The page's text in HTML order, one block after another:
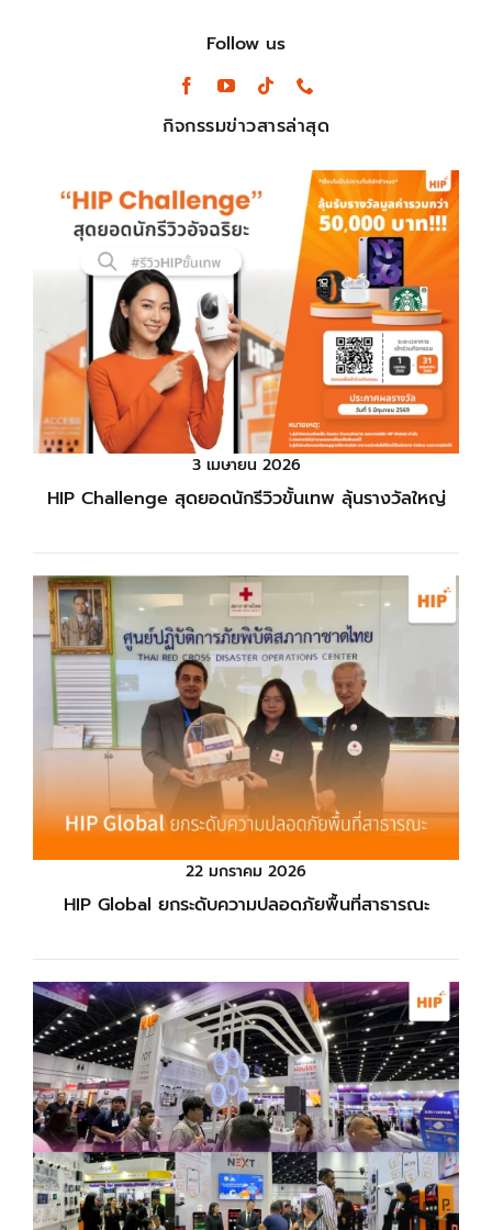
Follow us
กิจกรรมข่าวสารล่าสุด
3 เมษายน 2026
HIP Challenge สุดยอดนักรีวิวขั้นเทพ ลุ้นรางวัลใหญ่
22 มกราคม 2026
HIP Global ยกระดับความปลอดภัยพื้นที่สาธารณะ